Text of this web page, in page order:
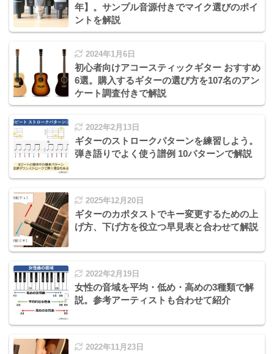
年】。サンプル音源付きでマイク選びのポイ
ントを解説
2024年1月6日
初心者向けアコースティックギター おすすめ
6選。購入するギターの選び方を107名のアン
ケート調査付きで解説
2022年2月13日
ギターのストロークパターンを練習しよう。
弾き語りでよく使う譜例 10パターンで解説
2025年12月20日
ギターのカポタストでキー変更するための上
げ方、下げ方を役立つ早見表と合わせて解説
2022年2月19日
女性の音域を平均・低め・高めの3種類で解
説。参考アーティストも合わせて紹介
2022年11月23日